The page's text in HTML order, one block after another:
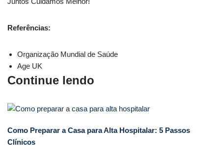
Referências:
Organização Mundial de Saúde
Age UK
Continue lendo
Como Preparar a Casa para Alta Hospitalar: 5 Passos
Clínicos